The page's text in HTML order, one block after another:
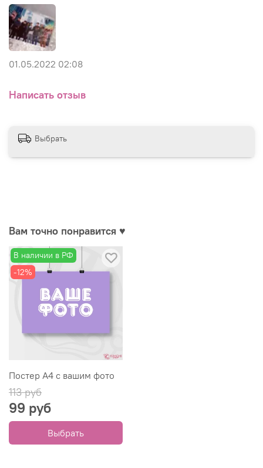
01.05.2022 02:08
Написать отзыв
Выбрать
Вам точно понравится ♥
В наличии в РФ
-12%
Постер А4 с вашим фото
113 руб
99 руб
Выбрать